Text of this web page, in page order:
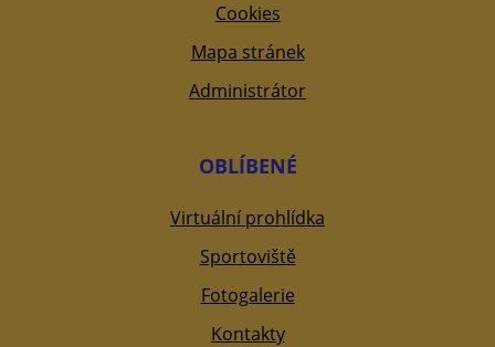
Cookies
Mapa stránek
Administrátor
OBLÍBENÉ
Virtuální prohlídka
Sportoviště
Fotogalerie
Kontakty